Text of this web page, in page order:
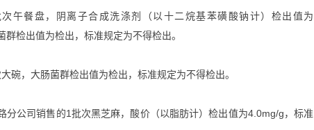
餐盘，阴离子合成洗涤剂（以十二烷基苯磺酸钠计）检出值为
检出值为检出，标准规定为不得检出。
，大肠菌群检出值为检出，标准规定为不得检出。
公司销售的1批次黑芝麻，酸价（以脂肪计）检出值为4.0mg/g，标准